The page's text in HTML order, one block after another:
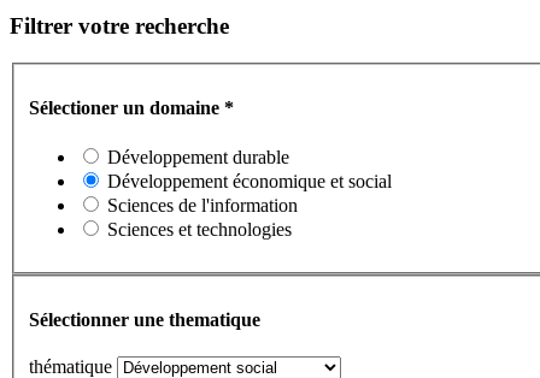
Filtrer votre recherche
Sélectioner un domaine *
Développement durable
Développement économique et social
Sciences de l'information
Sciences et technologies
Sélectionner une thematique
thématique